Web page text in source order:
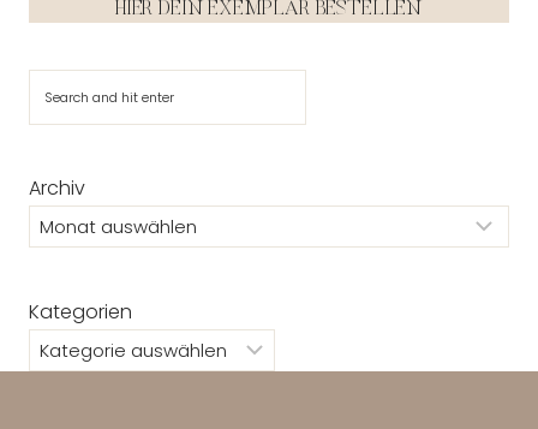
HIER DEIN EXEMPLAR BESTELLEN
Archiv
Kategorien